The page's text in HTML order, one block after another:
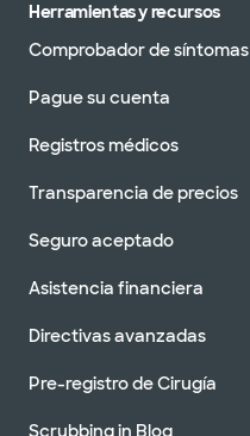
Herramientas y recursos
Comprobador de síntomas
Pague su cuenta
Registros médicos
Transparencia de precios
Seguro aceptado
Asistencia financiera
Directivas avanzadas
Pre-registro de Cirugía
Scrubbing in Blog